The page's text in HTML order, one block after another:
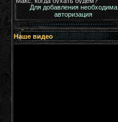
Для добавления необходима
авторизация
Наше видео